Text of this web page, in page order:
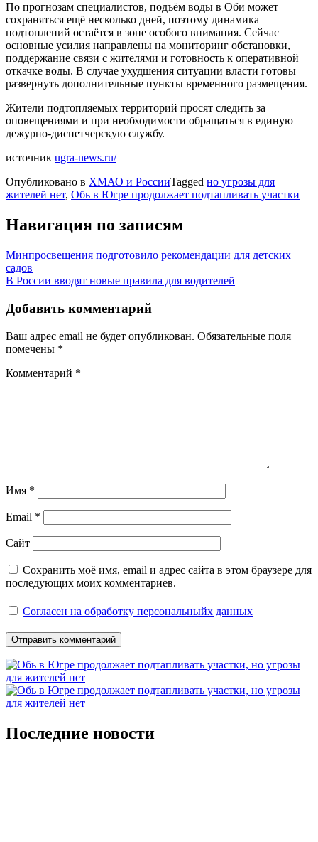
По прогнозам специалистов, подъём воды в Оби может
сохраняться ещё несколько дней, поэтому динамика
подтоплений остаётся в зоне особого внимания. Сейчас
основные усилия направлены на мониторинг обстановки,
поддержание связи с жителями и готовность к оперативной
откачке воды. В случае ухудшения ситуации власти готовы
развернуть дополнительные пункты временного размещения.
Жители подтопляемых территорий просят следить за
оповещениями и при необходимости обращаться в единую
дежурно‑диспетчерскую службу.
источник ugra-news.ru/
Опубликовано в ХМАО и РоссииTagged но угрозы для
жителей нет, Обь в Югре продолжает подтапливать участки
Навигация по записям
Минпросвещения подготовило рекомендации для детских
садов
В России вводят новые правила для водителей
Добавить комментарий
Ваш адрес email не будет опубликован. Обязательные поля
помечены *
Комментарий *
Имя *
Email *
Сайт
Сохранить моё имя, email и адрес сайта в этом браузере для
последующих моих комментариев.
Согласен на обработку персональныйх данных
Последние новости